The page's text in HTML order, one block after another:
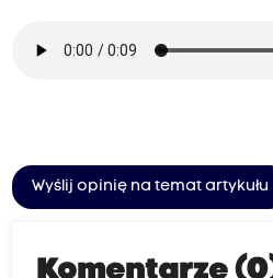
Wyślij opinię na temat artykułu
Komentarze